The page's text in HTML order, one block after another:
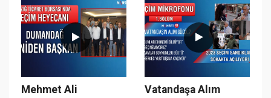
#milletittifakı
#cumhurittifakı
Mehmet Ali
Vatandaşa Alım